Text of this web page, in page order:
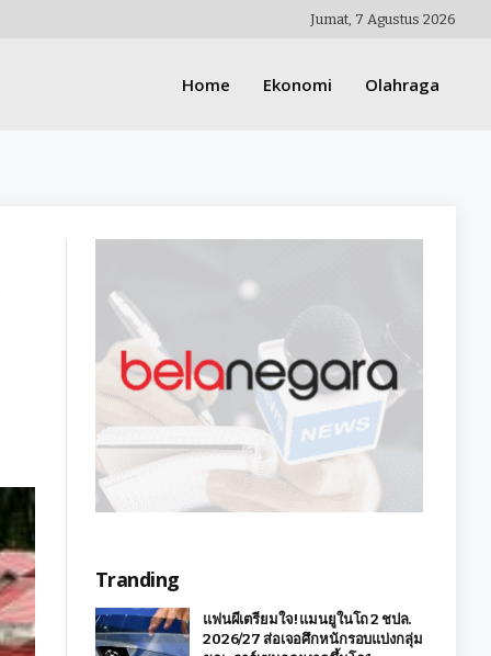
Jumat, 7 Agustus 2026
Home Ekonomi Olahraga
Tranding
แฟนผีเตรียมใจ! แมนยูในโถ 2 ชปล.
2026/27 ส่อเจอศึกหนักรอบแบ่งกลุ่ม